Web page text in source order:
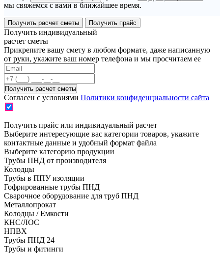
мы свяжемся с вами в ближайшее время.
Получить расчет сметы Получить прайс
Получить индивидуальный
расчет сметы
Прикрепите вашу смету в любом формате, даже написанную
от руки, укажите ваш номер телефона и мы просчитаем ее
Согласен с условиями Политики конфиденциальности сайта
Получить прайс или индивидуальный расчет
Выберите интересующие вас категории товаров, укажите
контактные данные и удобный формат файла
Выберите категорию продукции
Трубы ПНД от производителя
Колодцы
Трубы в ППУ изоляции
Гофрированные трубы ПНД
Сварочное оборудование для труб ПНД
Металлопрокат
Колодцы / Емкости
КНС/ЛОС
НПВХ
Трубы ПНД 24
Трубы и фитинги